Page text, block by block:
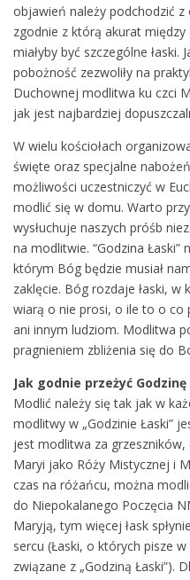
objawień należy podchodzić
zgodnie z którą akurat
miałyby być szczególne łaski.
pobożność zezwoliły na
Duchownej modlitwa ku czci
jak jest najbardziej
W wielu kościołach
święte oraz specjalne
możliwości uczestniczyć w
modlić się w domu. Warto
wysłuchuje naszych próśb
na modlitwie. “Godzina
którym Bóg będzie musiał
zaklęcie. Bóg rozdaje łaski,
wiarą o nie prosi, o ile to o co
ani innym ludziom. Modlitwa
pragnieniem zbliżenia się do
Jak godnie przeżyć Godzinę
Modlić należy się tak jak w
modlitwy w „Godzinie Łaski”
jest modlitwa za grzeszników,
Maryi jako Róży Mistycznej i
czas na różańcu, można
do Niepokalanego Poczęcia
Maryją, tym więcej łask
sercu (Łaski, o których pisze
związane z „Godziną Łaski”).